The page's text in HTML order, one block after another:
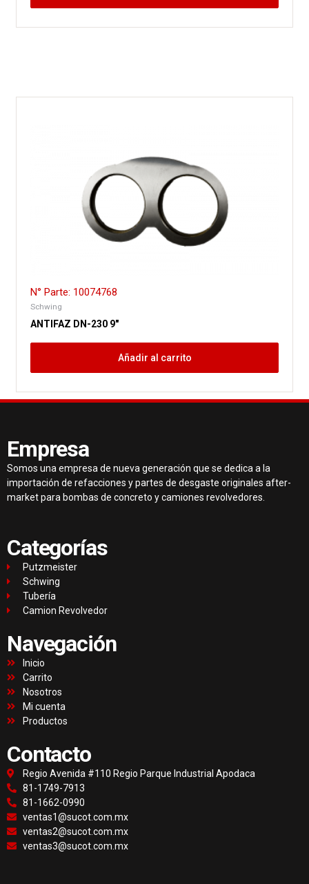
N° Parte: 10074768
Schwing
ANTIFAZ DN-230 9″
Añadir al carrito
Empresa
Somos una empresa de nueva generación que se dedica a la
importación de refacciones y partes de desgaste originales after-
market para bombas de concreto y camiones revolvedores.
Categorías
Putzmeister
Schwing
Tubería
Camion Revolvedor
Navegación
Inicio
Carrito
Nosotros
Mi cuenta
Productos
Contacto
Regio Avenida #110 Regio Parque Industrial Apodaca
81-1749-7913
81-1662-0990
ventas1@sucot.com.mx
ventas2@sucot.com.mx
ventas3@sucot.com.mx